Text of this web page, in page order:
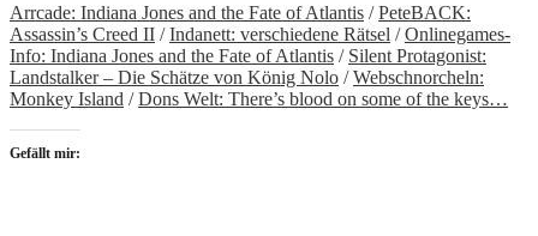
Arrcade: Indiana Jones and the Fate of Atlantis /PeteBACK:
Assassin’s Creed II /Indanett: verschiedene Rätsel /Onlinegames-
Info: Indiana Jones and the Fate of Atlantis / Silent Protagonist:
Landstalker – Die Schätze von König Nolo /Webschnorcheln:
Monkey Island /Dons Welt: There’s blood on some of the keys…
Gefällt mir: